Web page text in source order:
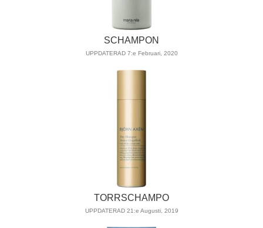
SCHAMPON
UPPDATERAD 7:e Februari, 2020
TORRSCHAMPO
UPPDATERAD 21:e Augusti, 2019